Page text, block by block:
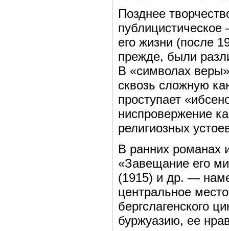
Позднее
публицистическое
его жизни (после
прежде, были
В «символах
сквозь сложную
проступает
ниспровержение
религиозных
В ранних
«Завещание его
(1915) и др. —
центральное
бергслагенского
буржуазию, ее